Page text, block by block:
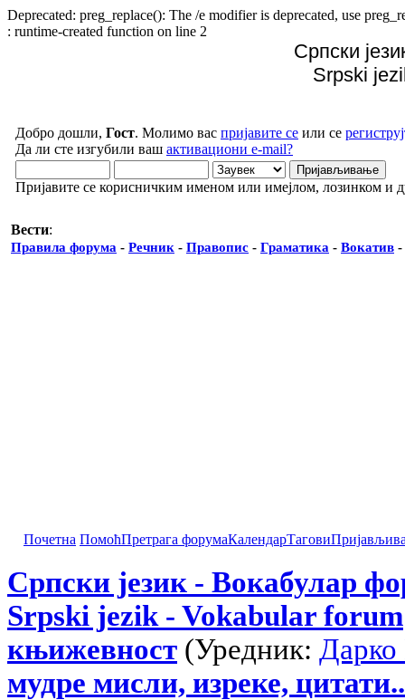
Deprecated: preg_replace(): The /e modifier is deprecated, use
: runtime-created function on line 2
Српски
Srpski
Добро дошли, Гост. Молимо вас пријавите се или се
Да ли сте изгубили ваш активациони e-mail?
Пријавите се корисничким именом или имејлом, лозинком и
Вести:
Правила форума - Речник - Правопис - Граматика - Вокатив -
Почетна ПомоћПретрага форумаКалендарТагови
Српски језик - Вокабулар
Srpski jezik - Vokabular forum
књижевност (Уредник: Дарко
мудре мисли, изреке,